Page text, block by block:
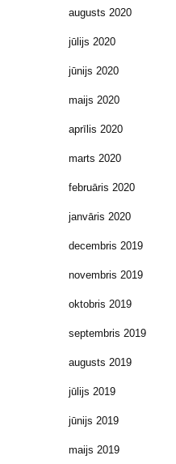
augusts 2020
jūlijs 2020
jūnijs 2020
maijs 2020
aprīlis 2020
marts 2020
februāris 2020
janvāris 2020
decembris 2019
novembris 2019
oktobris 2019
septembris 2019
augusts 2019
jūlijs 2019
jūnijs 2019
maijs 2019